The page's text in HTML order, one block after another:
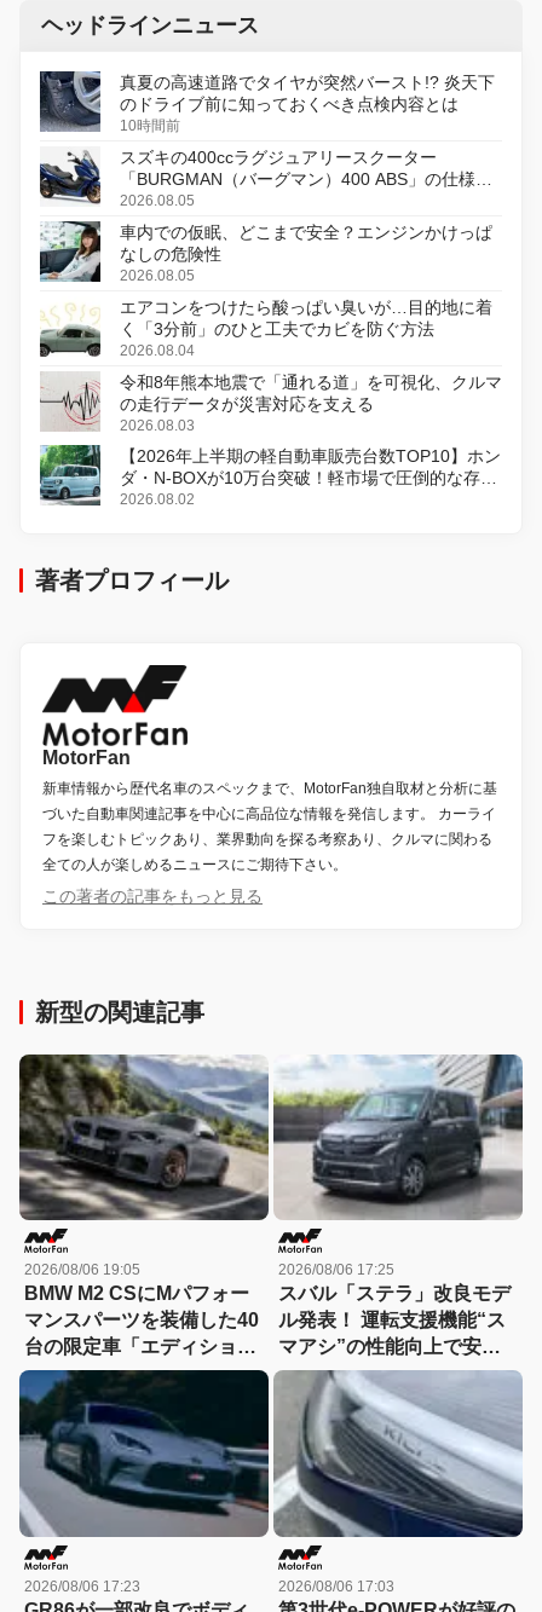
ヘッドラインニュース
真夏の高速道路でタイヤが突然バースト!? 炎天下
のドライブ前に知っておくべき点検内容とは
10時間前
スズキの400ccラグジュアリースクーター
「BURGMAN（バーグマン）400 ABS」の仕様を
変更し、8月18日に発売
2026.08.05
車内での仮眠、どこまで安全？エンジンかけっぱ
なしの危険性
2026.08.05
エアコンをつけたら酸っぱい臭いが…目的地に着
く「3分前」のひと工夫でカビを防ぐ方法
2026.08.04
令和8年熊本地震で「通れる道」を可視化、クルマ
の走行データが災害対応を支える
2026.08.03
【2026年上半期の軽自動車販売台数TOP10】ホン
ダ・N-BOXが10万台突破！軽市場で圧倒的な存在
感
2026.08.02
著者プロフィール
MotorFan
新車情報から歴代名車のスペックまで、MotorFan独自取材と分析に基
づいた自動車関連記事を中心に高品位な情報を発信します。 カーライ
フを楽しむトピックあり、業界動向を探る考察あり、クルマに関わる
全ての人が楽しめるニュースにご期待下さい。
この著者の記事をもっと見る
新型の関連記事
2026/08/06 19:05
BMW M2 CSにMパフォー
マンスパーツを装備した40
台の限定車「エディショ
ン・エッジ」が登場！
2026/08/06 17:25
スバル「ステラ」改良モデ
ル発表！ 運転支援機能“ス
マアシ”の性能向上で安心
感さらにアップ
2026/08/06 17:23 2026/08/06 17:03